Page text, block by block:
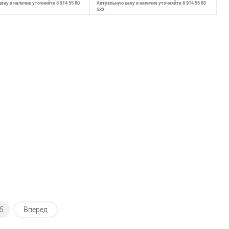
и наличие уточняйте 8 914 55 80
Актуальную цену и наличие уточняйте 8 914 55 80
533
5 Вперед